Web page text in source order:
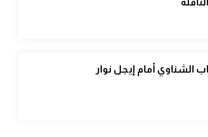
الشناوي أمام إيجل نوار